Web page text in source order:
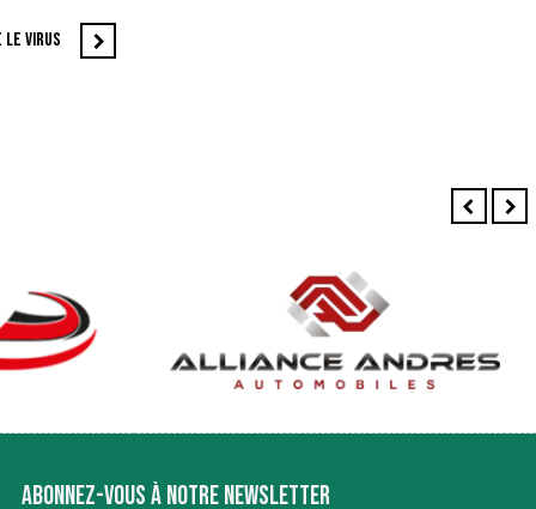
LE VIRUS
ABONNEZ-VOUS À NOTRE NEWSLETTER